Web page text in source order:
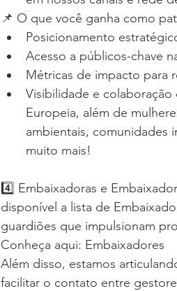
📌 O que você ganha como
Posicionamento
Acesso a públicos-chave
Métricas de impacto para
Visibilidade e
Europeia, além de
ambientais, comunidades
muito mais!
4️⃣ Embaixadoras e
disponível a lista de
guardiões que impulsionam
Conheça aqui: Embaixadores
Além disso, estamos
facilitar o contato entre